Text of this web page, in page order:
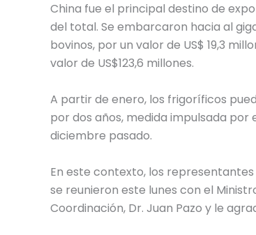
China fue el principal destino de
del total. Se embarcaron hacia al
bovinos, por un valor de US$ 19,3
valor de US$123,6 millones.
A partir de enero, los frigoríficos
por dos años, medida impulsada por
diciembre pasado.
En este contexto, los
se reunieron este lunes con el
Coordinación, Dr. Juan Pazo y le